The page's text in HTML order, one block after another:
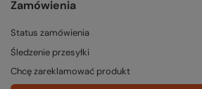
Zamówienia
Status zamówienia
Śledzenie przesyłki
Chcę zareklamować produkt